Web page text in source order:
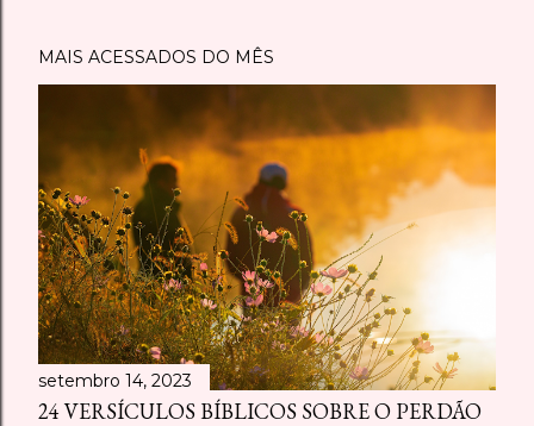
o
r
u
m
c
o
m
e
n
MAIS ACESSADOS DO MÊS
setembro 14, 2023
24 VERSÍCULOS BÍBLICOS SOBRE O PERDÃO